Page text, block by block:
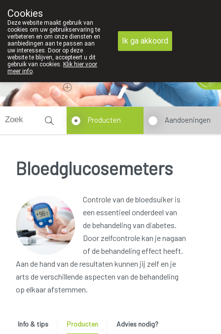
Vandaag
Producten Aandoeningen
Bloedglucosemeters
Controle van de bloedsuiker is
een essentieel onderdeel van
de behandeling van diabetes.
Door zelfcontrole kan je nagaan
of de behandeling effect heeft.
Aan de hand van de resultaten kunnen jij zelf en je
arts de verschillende aspecten van de behandeling
op elkaar afstemmen.
Info & tips Producten Advies nodig?
Cookies
Deze website maakt gebruik van
cookies om uw gebruikservaring te
verbeteren en om onze diensten en
aanbiedingen aan te passen aan
uw interesses. Door op deze
website te blijven, accepteert u dit
gebruik van cookies. Klik hier voor
meer info.
Ik ga akkoord